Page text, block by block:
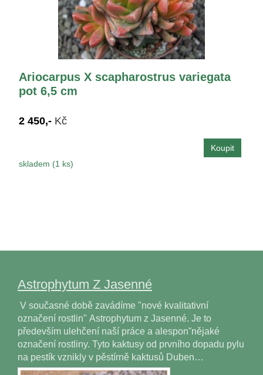
Ariocarpus X scapharostrus variegata
pot 6,5 cm
2 450,- Kč
skladem (1 ks)
Astrophytum Z Jasenné
V současné době zavádíme "nové kvalitativní
označení rostlin" Astrophytum z Jasenné. Je to
především ulehčení naší práce a alesponˇnějaké
označení rostliny. Tyto kaktusy od prvního dopadu pylu
na pestík vznikly v pěstírně kaktusů Duben…